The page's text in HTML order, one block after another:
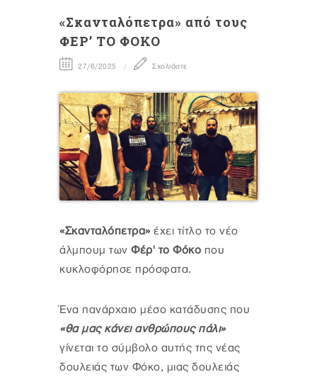
«Σκανταλόπετρα» από τους
ΦΕΡ’ ΤΟ ΦΟΚΟ
27/6/2025 Σχολιάστε
«Σκανταλόπετρα» έχει τίτλο το νέο
άλμπουμ των Φέρ' το Φόκο που
κυκλοφόρησε πρόσφατα.
Ένα πανάρχαιο μέσο κατάδυσης που
«θα μας κάνει ανθρώπους πάλι»
γίνεται το σύμβολο αυτής της νέας
δουλειάς των Φόκο, μιας δουλειάς